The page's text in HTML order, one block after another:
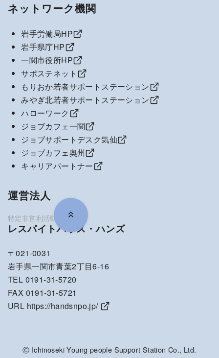
ネットワーク機関
岩手労働局HP
岩手県庁HP
一関市役所HP
サポステネット
もりおか若者サポートステーション
みやぎ北若者サポートステーション
ハローワーク
ジョブカフェ一関
ジョブサポートデスク気仙
ジョブカフェ奥州
キャリアパートナー
運営法人
レスパイトハウス・ハンズ
〒021-0031
岩手県一関市青葉2丁目6-16
TEL 0191-31-5720
FAX 0191-31-5721
URL https://handsnpo.jp/
Ⓒ Ichinoseki Young people Support Station Co., Ltd.